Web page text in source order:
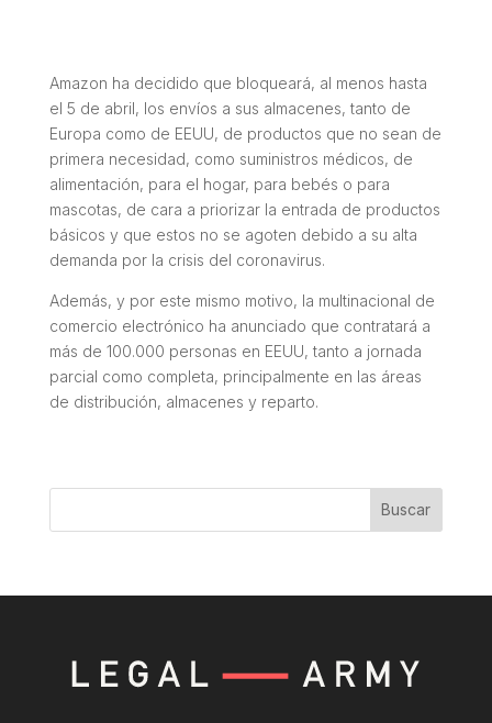
Amazon ha decidido que bloqueará, al menos hasta
el 5 de abril, los envíos a sus almacenes, tanto de
Europa como de EEUU, de productos que no sean de
primera necesidad, como suministros médicos, de
alimentación, para el hogar, para bebés o para
mascotas, de cara a priorizar la entrada de productos
básicos y que estos no se agoten debido a su alta
demanda por la crisis del coronavirus.
Además, y por este mismo motivo, la multinacional de
comercio electrónico ha anunciado que contratará a
más de 100.000 personas en EEUU, tanto a jornada
parcial como completa, principalmente en las áreas
de distribución, almacenes y reparto.
Buscar